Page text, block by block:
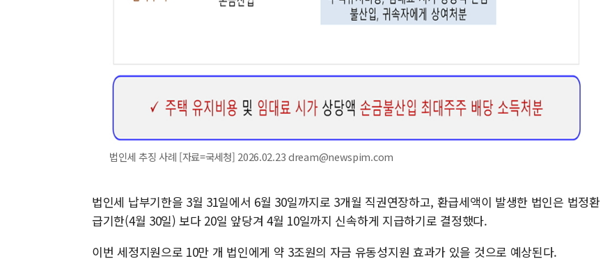
법인세 추징 사례 [자료=국세청] 2026.02.23 dream@newspim.com
법인세 납부기한을 3월 31일에서 6월 30일까지로 3개월 직권연장하고, 환급세액이 발생한 법인은 법정환
급기한(4월 30일) 보다 20일 앞당겨 4월 10일까지 신속하게 지급하기로 결정했다.
이번 세정지원으로 10만 개 법인에게 약 3조원의 자금 유동성지원 효과가 있을 것으로 예상된다.